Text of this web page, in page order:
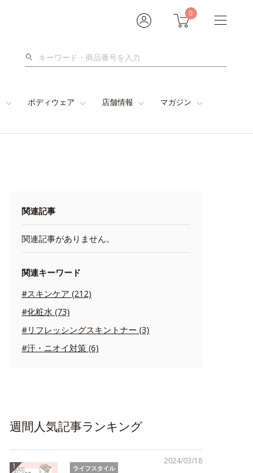
0
検
ボディウェア 店舗情報 マガジン
関連記事
関連記事がありません。
関連キーワード
#スキンケア (212)
#化粧水 (73)
#リフレッシングスキントナー (3)
#汗・ニオイ対策 (6)
週間人気記事ランキング
2024/03/18
ライフスタイル